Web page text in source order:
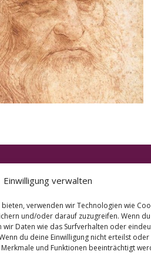
Einwilligung verwalten
verwenden wir Technologien wie
und/oder darauf zuzugreifen. Wenn
Daten wie das Surfverhalten oder
du deine Einwilligung nicht erteilst oder
und Funktionen beeinträchtigt